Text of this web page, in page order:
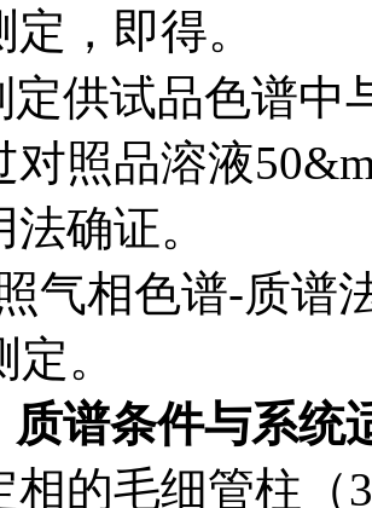
，即得。
定供试品色谱中
对照品溶液
确证。
照气相色谱-质谱
。
质谱条件与系统
相的毛细管柱（